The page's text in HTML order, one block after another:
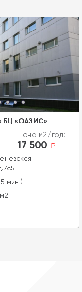
БЦ «ОАЗИС»
Цена м2/год:
17 500 a
мин.)